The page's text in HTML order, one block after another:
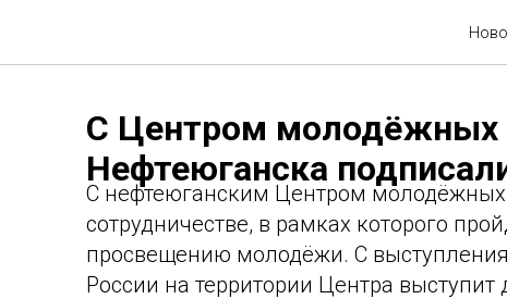
С Центром молодёжных
Нефтеюганска
С нефтеюганским Центром
сотрудничестве, в рамках которого
просвещению молодёжи. С
России на территории Центра выступит